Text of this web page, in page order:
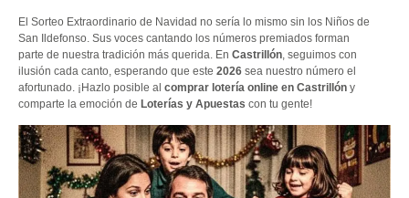
El Sorteo Extraordinario de Navidad no sería lo mismo sin los Niños de
San Ildefonso. Sus voces cantando los números premiados forman
parte de nuestra tradición más querida. En Castrillón, seguimos con
ilusión cada canto, esperando que este 2026 sea nuestro número el
afortunado. ¡Hazlo posible al comprar lotería online en Castrillón y
comparte la emoción de Loterías y Apuestas con tu gente!